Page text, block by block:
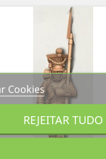
Cookies
REJEITAR TUDO